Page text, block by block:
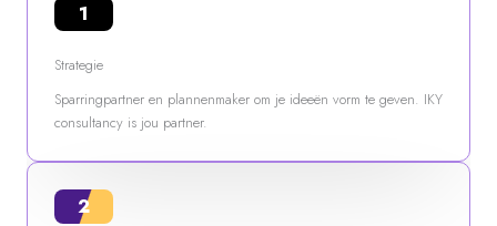
1
Strategie
Sparringpartner en plannenmaker om je ideeën vorm te geven. IKY
consultancy is jou partner.
2